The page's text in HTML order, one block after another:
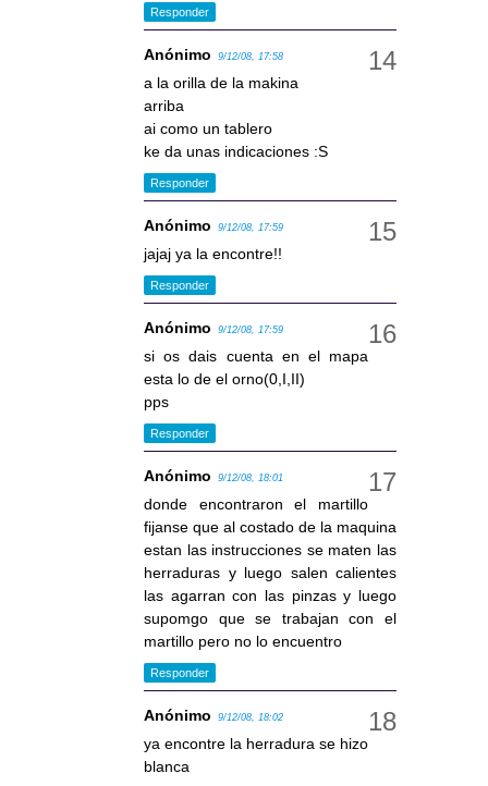
Responder
Anónimo 9/12/08, 17:58
a la orilla de la makina
arriba
ai como un tablero
ke da unas indicaciones :S
Responder
Anónimo 9/12/08, 17:59
jajaj ya la encontre!!
Responder
Anónimo 9/12/08, 17:59
si os dais cuenta en el mapa
esta lo de el orno(0,I,II)
pps
Responder
Anónimo 9/12/08, 18:01
donde encontraron el martillo
fijanse que al costado de la maquina
estan las instrucciones se maten las
herraduras y luego salen calientes
las agarran con las pinzas y luego
supomgo que se trabajan con el
martillo pero no lo encuentro
Responder
Anónimo 9/12/08, 18:02
ya encontre la herradura se hizo
blanca